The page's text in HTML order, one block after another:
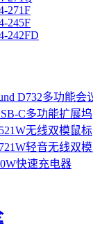
271F
245F
242FD
D732多功能会
C多功能扩展坞
无线双模鼠标
轻音无线双
快速充电器